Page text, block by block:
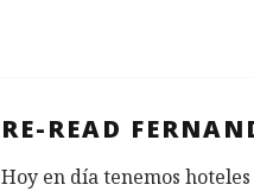
RE-READ
Hoy en día tenemos